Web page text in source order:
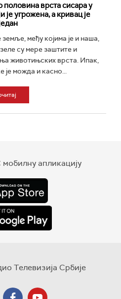
половина врста сисара у
је угрожена, а кривац је
међу којима је и наша,
су мере заштите и
животињских врста. Ипак,
је можда и касно...
апликацију
Телевизија Србије